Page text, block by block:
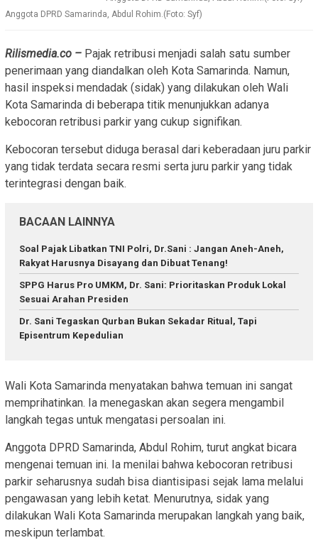
Anggota DPRD Samarinda, Abdul Rohim.(Foto: Syf)
Rilismedia.co – Pajak retribusi menjadi salah satu sumber
penerimaan yang diandalkan oleh Kota Samarinda. Namun,
hasil inspeksi mendadak (sidak) yang dilakukan oleh Wali
Kota Samarinda di beberapa titik menunjukkan adanya
kebocoran retribusi parkir yang cukup signifikan.
Kebocoran tersebut diduga berasal dari keberadaan juru parkir
yang tidak terdata secara resmi serta juru parkir yang tidak
terintegrasi dengan baik.
BACAAN LAINNYA
Soal Pajak Libatkan TNI Polri, Dr.Sani : Jangan Aneh-Aneh,
Rakyat Harusnya Disayang dan Dibuat Tenang!
SPPG Harus Pro UMKM, Dr. Sani: Prioritaskan Produk Lokal
Sesuai Arahan Presiden
Dr. Sani Tegaskan Qurban Bukan Sekadar Ritual, Tapi
Episentrum Kepedulian
Wali Kota Samarinda menyatakan bahwa temuan ini sangat
memprihatinkan. Ia menegaskan akan segera mengambil
langkah tegas untuk mengatasi persoalan ini.
Anggota DPRD Samarinda, Abdul Rohim, turut angkat bicara
mengenai temuan ini. Ia menilai bahwa kebocoran retribusi
parkir seharusnya sudah bisa diantisipasi sejak lama melalui
pengawasan yang lebih ketat. Menurutnya, sidak yang
dilakukan Wali Kota Samarinda merupakan langkah yang baik,
meskipun terlambat.